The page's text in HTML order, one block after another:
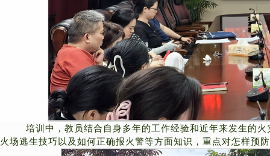
培训中，教员结合自身多年的工作经验和近年来发生的
火场逃生技巧以及如何正确报火警等方面知识，重点对怎样预